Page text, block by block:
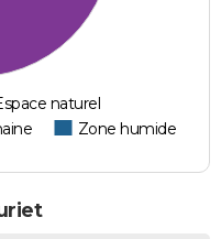
naturel
Zone humide